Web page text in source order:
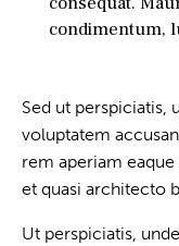
condimentum,
Sed ut perspiciatis,
voluptatem
rem aperiam
et quasi architecto
Ut perspiciatis,